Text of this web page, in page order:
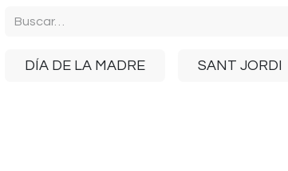
DÍA DE LA MADRE SANT JORDI